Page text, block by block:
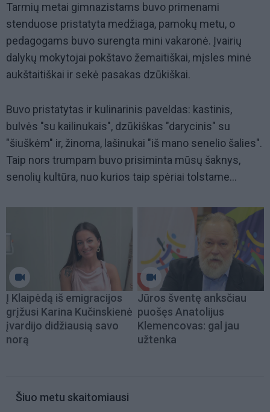
Tarmių metai gimnazistams buvo primenami
stenduose pristatyta medžiaga, pamokų metu, o
pedagogams buvo surengta mini vakaronė. Įvairių
dalykų mokytojai pokštavo žemaitiškai, mįsles minė
aukštaitiškai ir sekė pasakas dzūkiškai.
Buvo pristatytas ir kulinarinis paveldas: kastinis,
bulvės "su kailinukais", dzūkiškas "darycinis" su
"šiuškėm" ir, žinoma, lašinukai "iš mano senelio šalies".
Taip nors trumpam buvo prisiminta mūsų šaknys,
senolių kultūra, nuo kurios taip spėriai tolstame...
Į Klaipėdą iš emigracijos
grįžusi Karina Kučinskienė
įvardijo didžiausią savo
norą
Jūros šventę anksčiau
puošęs Anatolijus
Klemencovas: gal jau
užtenka
Šiuo metu skaitomiausi